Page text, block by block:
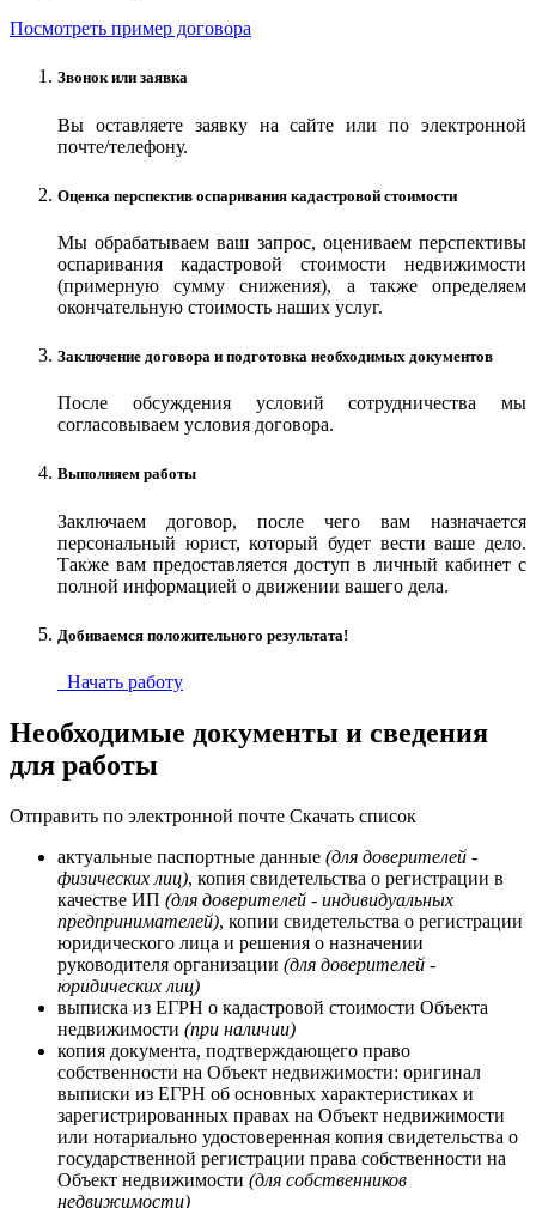
Посмотреть пример договора
Звонок или заявка
Вы оставляете заявку на сайте или по электронной
почте/телефону.
Оценка перспектив оспаривания кадастровой стоимости
Мы обрабатываем ваш запрос, оцениваем перспективы
оспаривания кадастровой стоимости недвижимости
(примерную сумму снижения), а также определяем
окончательную стоимость наших услуг.
Заключение договора и подготовка необходимых документов
После обсуждения условий сотрудничества мы
согласовываем условия договора.
Выполняем работы
Заключаем договор, после чего вам назначается
персональный юрист, который будет вести ваше дело.
Также вам предоставляется доступ в личный кабинет с
полной информацией о движении вашего дела.
Добиваемся положительного результата!
Начать работу
Необходимые документы и сведения
для работы
Отправить по электронной почте Скачать список
актуальные паспортные данные (для доверителей -
физических лиц), копия свидетельства о регистрации в
качестве ИП (для доверителей - индивидуальных
предпринимателей), копии свидетельства о регистрации
юридического лица и решения о назначении
руководителя организации (для доверителей -
юридических лиц)
выписка из ЕГРН о кадастровой стоимости Объекта
недвижимости (при наличии)
копия документа, подтверждающего право
собственности на Объект недвижимости: оригинал
выписки из ЕГРН об основных характеристиках и
зарегистрированных правах на Объект недвижимости
или нотариально удостоверенная копия свидетельства о
государственной регистрации права собственности на
Объект недвижимости (для собственников
недвижимости)